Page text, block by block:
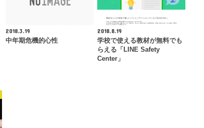
2018.3.19
中年期危機的心性
2018.8.19
学校で使える教材が無料でも
らえる「LINE Safety
Center」